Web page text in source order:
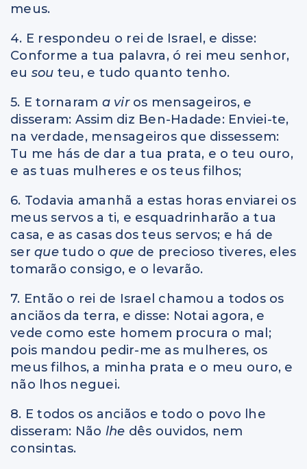
meus.
4. E respondeu o rei de Israel, e disse:
Conforme a tua palavra, ó rei meu senhor,
eu sou teu, e tudo quanto tenho.
5. E tornaram a vir os mensageiros, e
disseram: Assim diz Ben-Hadade: Enviei-te,
na verdade, mensageiros que dissessem:
Tu me hás de dar a tua prata, e o teu ouro,
e as tuas mulheres e os teus filhos;
6. Todavia amanhã a estas horas enviarei os
meus servos a ti, e esquadrinharão a tua
casa, e as casas dos teus servos; e há de
ser que tudo o que de precioso tiveres, eles
tomarão consigo, e o levarão.
7. Então o rei de Israel chamou a todos os
anciãos da terra, e disse: Notai agora, e
vede como este homem procura o mal;
pois mandou pedir-me as mulheres, os
meus filhos, a minha prata e o meu ouro, e
não lhos neguei.
8. E todos os anciãos e todo o povo lhe
disseram: Não lhe dês ouvidos, nem
consintas.